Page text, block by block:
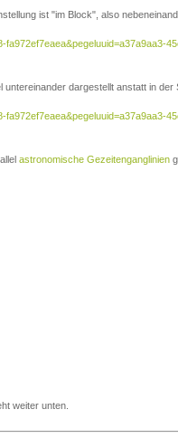
ist "im Block", also
dargestellt anstatt in der
astronomische Gezeitenganglinien
weiter unten.